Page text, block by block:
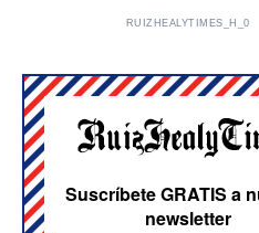
RUIZHEALYTIMES_H_0
Suscríbete GRATIS a
newsletter